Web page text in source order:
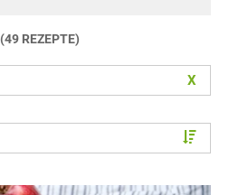
(49 REZEPTE)
X